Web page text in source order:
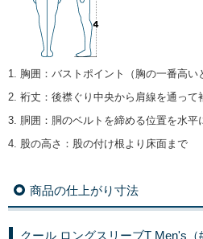
1. 胸囲 ： バストポイント（胸の一番高い
2. 裄丈 ： 後襟ぐり中央から肩線を通って
3. 胴囲 ： 胴のベルトを締める位置を水平
4. 股の高さ ： 股の付け根より床面まで
商品の仕上がり寸法
クール ロングスリーブT Men's（